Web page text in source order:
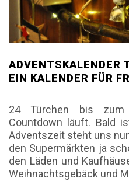
ADVENTSKALENDER
EIN KALENDER FÜR
24 Türchen bis
Countdown läuft. Bald
Adventszeit steht uns
den Supermärkten ja
den Läden und
Weihnachtsgebäck und